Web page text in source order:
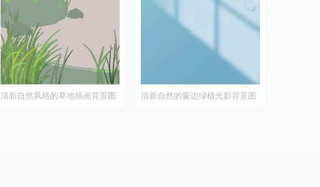
清新自然风格的草地插画背景图
清新自然的窗边绿植光影背景图